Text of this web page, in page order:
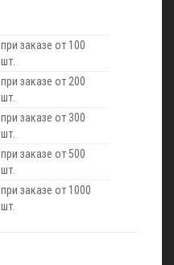
при заказе от 100
шт.
при заказе от 200
шт.
при заказе от 300
шт.
при заказе от 500
шт.
при заказе от 1000
шт.